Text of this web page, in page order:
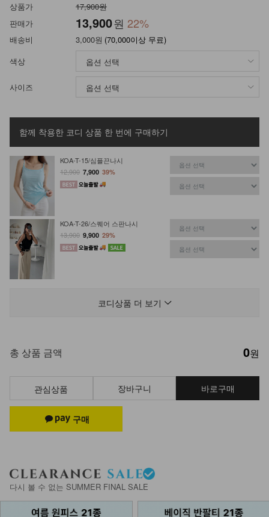
상품가
17,900원
판매가
13,900원 22%
배송비 3,000원 (70,000이상 무료)
색상
사이즈
함께 착용한 코디 상품 한 번에 구매하기
KOA-T-15/심플끈나시
12,900 7,900 39%
KOA-T-26/스퀘어 스판나시
13,900 9,900 29%
31%
KOA-T-16/더블끈나시
13,900
NKA62-A-1/에어 브라캡 끈나시
13,900
나시에이비 1+1
27,800 15,900 43%
코디상품 더 보기
총 상품 금액 0원
관심상품 장바구니 바로구매
다시 볼 수 없는 SUMMER FINAL SALE